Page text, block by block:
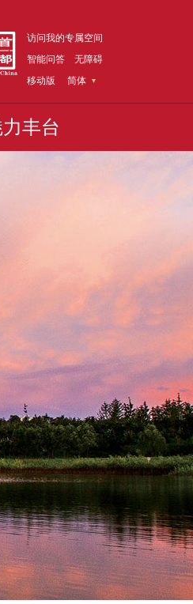
访问我的专属空间
智能问答
无障碍
移动版
简体
力丰台